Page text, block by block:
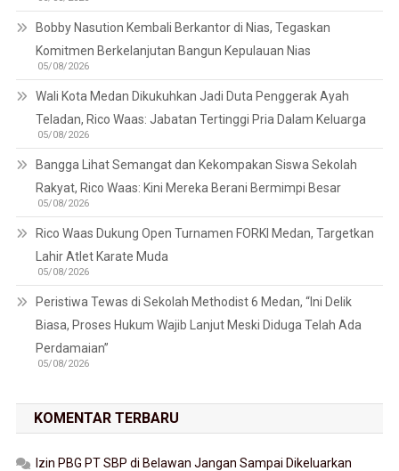
Bobby Nasution Kembali Berkantor di Nias, Tegaskan
Komitmen Berkelanjutan Bangun Kepulauan Nias
05/08/2026
Wali Kota Medan Dikukuhkan Jadi Duta Penggerak Ayah
Teladan, Rico Waas: Jabatan Tertinggi Pria Dalam Keluarga
05/08/2026
Bangga Lihat Semangat dan Kekompakan Siswa Sekolah
Rakyat, Rico Waas: Kini Mereka Berani Bermimpi Besar
05/08/2026
Rico Waas Dukung Open Turnamen FORKI Medan, Targetkan
Lahir Atlet Karate Muda
05/08/2026
Peristiwa Tewas di Sekolah Methodist 6 Medan, “Ini Delik
Biasa, Proses Hukum Wajib Lanjut Meski Diduga Telah Ada
Perdamaian”
05/08/2026
KOMENTAR TERBARU
Izin PBG PT SBP di Belawan Jangan Sampai Dikeluarkan